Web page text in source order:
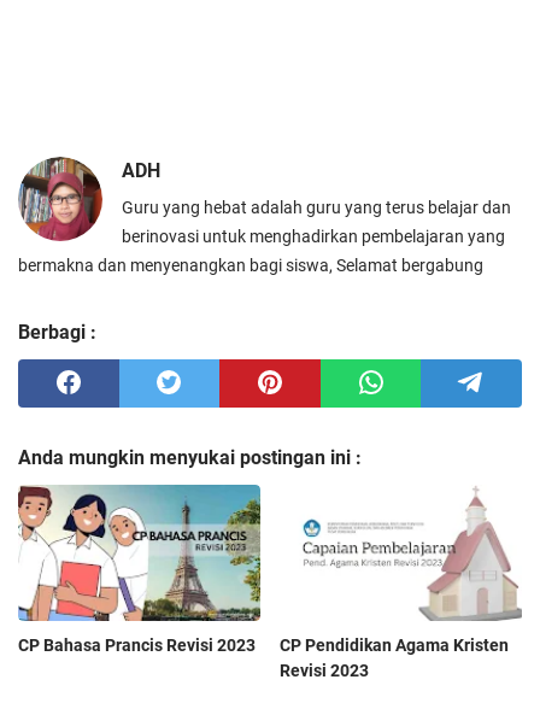
ADH
Guru yang hebat adalah guru yang terus belajar dan
berinovasi untuk menghadirkan pembelajaran yang
bermakna dan menyenangkan bagi siswa, Selamat bergabung
Berbagi :
Anda mungkin menyukai postingan ini :
CP Bahasa Prancis Revisi 2023
CP Pendidikan Agama Kristen
Revisi 2023